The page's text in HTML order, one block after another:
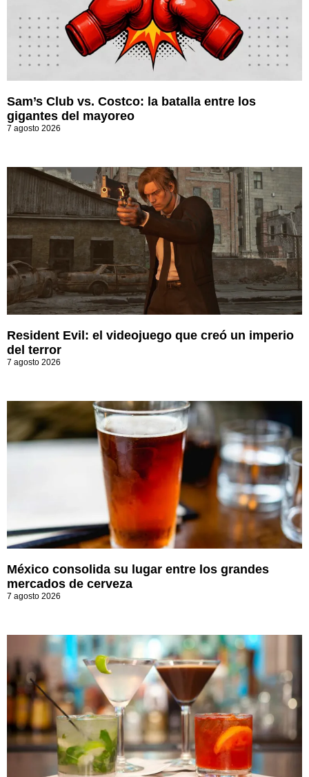
Sam’s Club vs. Costco: la batalla entre los
gigantes del mayoreo
7 agosto 2026
Resident Evil: el videojuego que creó un imperio
del terror
7 agosto 2026
México consolida su lugar entre los grandes
mercados de cerveza
7 agosto 2026